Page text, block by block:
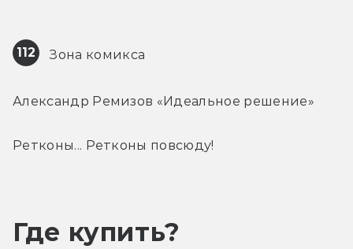
112 Зона комикса
Александр Ремизов «Идеальное решение»
Ретконы... Ретконы повсюду!
Где купить?